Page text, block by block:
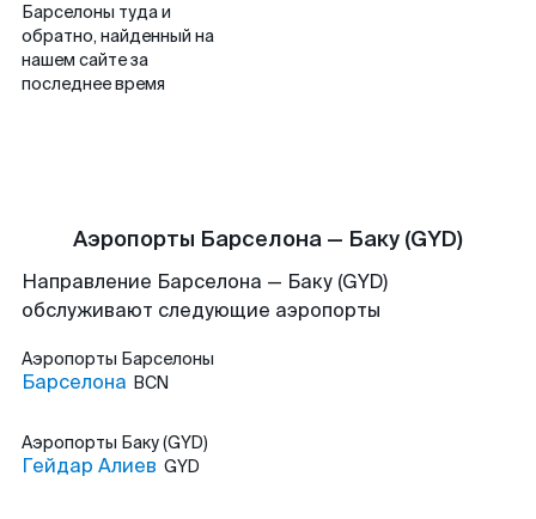
Барселоны туда и
обратно, найденный на
нашем сайте за
последнее время
Аэропорты Барселона — Баку (GYD)
Направление Барселона — Баку (GYD)
обслуживают следующие аэропорты
Аэропорты Барселоны
Барселона BCN
Аэропорты Баку (GYD)
Гейдар Алиев GYD